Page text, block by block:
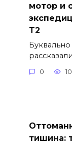
мотор и
T2
0
тишина: